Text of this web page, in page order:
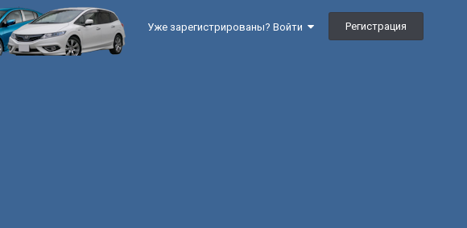
Уже зарегистрированы? Войти Регистрация